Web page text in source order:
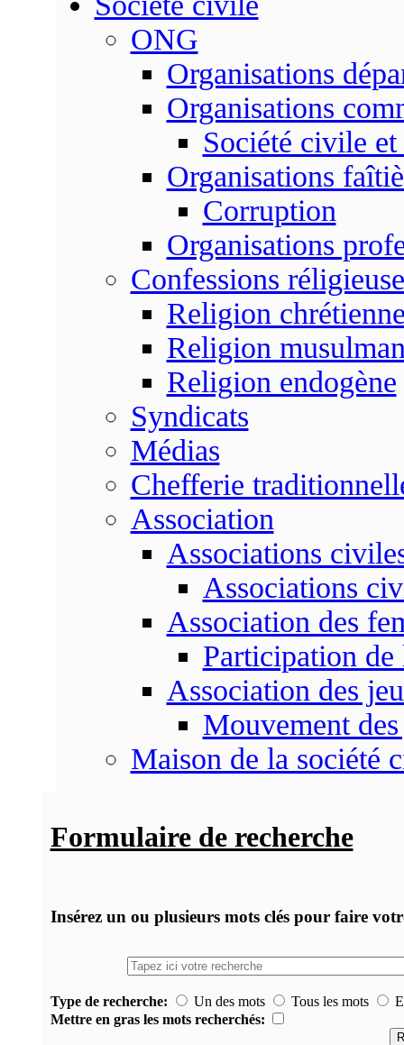
ONG
Organisations
Organisations
Société civile
Organisations
Corruption
Organisations
Confessions
Religion
Religion
Religion endogène
Syndicats
Médias
Chefferie
Association
Associations
Associations
Association des
Participation de
Association des
Mouvement
Maison de la société
Formulaire de recherche
Insérez un ou plusieurs mots clés pour faire
Type de recherche: Un des mots Tous les mots
Mettre en gras les mots recherchés: